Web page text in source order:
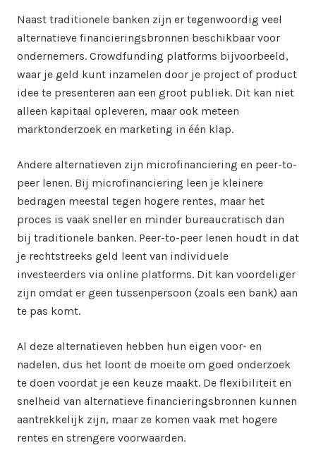
Naast traditionele banken zijn er tegenwoordig veel
alternatieve financieringsbronnen beschikbaar voor
ondernemers. Crowdfunding platforms bijvoorbeeld,
waar je geld kunt inzamelen door je project of product
idee te presenteren aan een groot publiek. Dit kan niet
alleen kapitaal opleveren, maar ook meteen
marktonderzoek en marketing in één klap.
Andere alternatieven zijn microfinanciering en peer-to-
peer lenen. Bij microfinanciering leen je kleinere
bedragen meestal tegen hogere rentes, maar het
proces is vaak sneller en minder bureaucratisch dan
bij traditionele banken. Peer-to-peer lenen houdt in dat
je rechtstreeks geld leent van individuele
investeerders via online platforms. Dit kan voordeliger
zijn omdat er geen tussenpersoon (zoals een bank) aan
te pas komt.
Al deze alternatieven hebben hun eigen voor- en
nadelen, dus het loont de moeite om goed onderzoek
te doen voordat je een keuze maakt. De flexibiliteit en
snelheid van alternatieve financieringsbronnen kunnen
aantrekkelijk zijn, maar ze komen vaak met hogere
rentes en strengere voorwaarden.